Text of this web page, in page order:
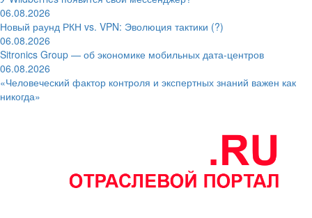
06.08.2026
Новый раунд РКН vs. VPN: Эволюция тактики (?)
06.08.2026
Sitronics Group — об экономике мобильных дата-центров
06.08.2026
«Человеческий фактор контроля и экспертных знаний важен как
никогда»